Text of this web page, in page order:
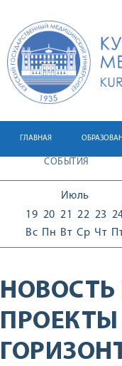
ГЛАВНАЯ
СОБЫТИЯ
Июль
19
Вс
20
Пн
21
Вт
22
Ср
23
Чт
ПРОЕКТЫ